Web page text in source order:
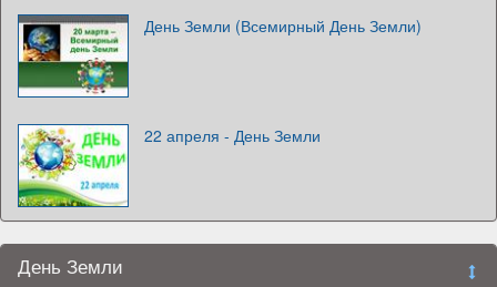
День Земли (Всемирный День Земли)
22 апреля - День Земли
День Земли